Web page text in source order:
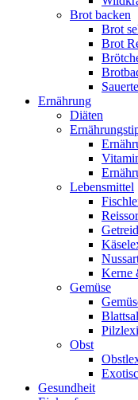
Brot backen
Brot
Brot
Ernährung
Diäten
Lebensmittel
Kerne
Gemüse
Obst
Gesundheit